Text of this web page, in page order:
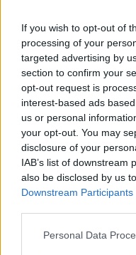
If you wish to opt-out of
processing of your
targeted advertising by
section to confirm your
opt-out request is
interest-based ads
us or personal
your opt-out. You may
disclosure of your
IAB’s list of downstream
also be disclosed by us
Downstream Participants
Please note that this
Personal Data
AMI NEM CSAK A
TETSZENI
2018. szeptember. 12.
Annyira kézenfekvő, hogy
nem jutott eszébe.
LEJÁRT A
MELEGA MIKLÓS
VÁLASZTÁSON
2018. szeptember. 11. 17:54
PARKOLÓ-CSATÁT
ÉLŐ
VÍVOTT HÁBORÚ -
2018. szeptember. 10. 14:31